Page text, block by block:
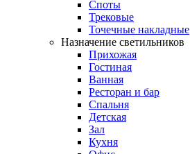
Споты
Трековые
Точечные накладные
Назначение светильников
Прихожая
Гостиная
Ванная
Ресторан и бар
Спальня
Детская
Зал
Кухня